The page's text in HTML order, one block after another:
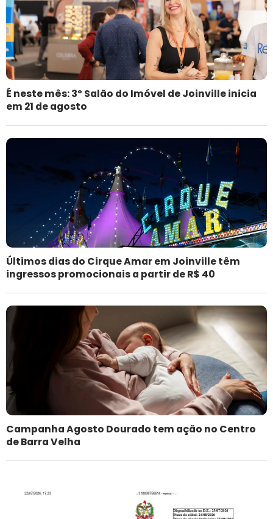
É neste mês: 3º Salão do Imóvel de Joinville inicia
em 21 de agosto
Últimos dias do Cirque Amar em Joinville têm
ingressos promocionais a partir de R$ 40
Campanha Agosto Dourado tem ação no Centro
de Barra Velha